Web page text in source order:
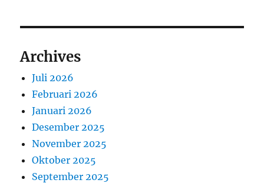
Archives
Juli 2026
Februari 2026
Januari 2026
Desember 2025
November 2025
Oktober 2025
September 2025